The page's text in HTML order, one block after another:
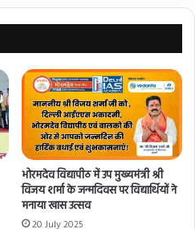
भोरमदेव विद्यापीठ में उप मुख्यमंत्री श्री
विजय शर्मा के जन्मदिवस पर विद्यार्थियों ने
मनाया खास उत्सव
20 July 2025